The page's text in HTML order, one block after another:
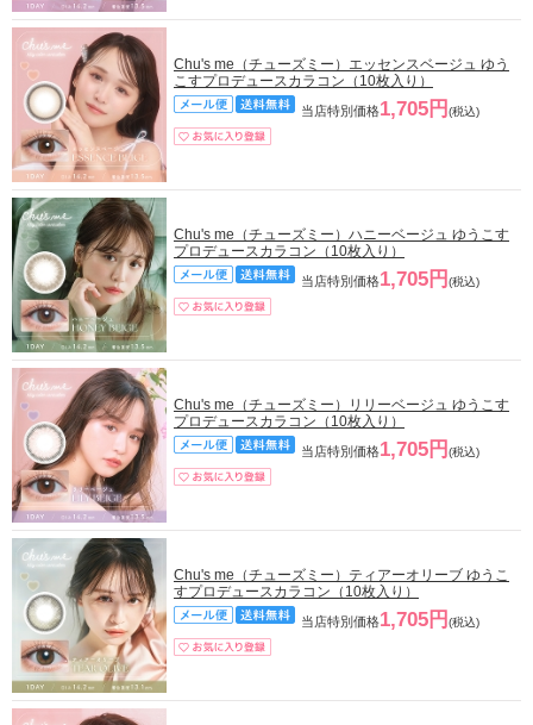
Chu's me（チューズミー）エッセンスベージュ ゆう
こすプロデュースカラコン（10枚入り）
当店特別価格1,705円 (税込)
Chu's me（チューズミー）ハニーベージュ ゆうこす
プロデュースカラコン（10枚入り）
当店特別価格1,705円 (税込)
Chu's me（チューズミー）リリーベージュ ゆうこす
プロデュースカラコン（10枚入り）
当店特別価格1,705円 (税込)
Chu's me（チューズミー）ティアーオリーブ ゆうこ
すプロデュースカラコン（10枚入り）
当店特別価格1,705円 (税込)